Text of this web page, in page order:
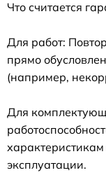
Что считается
Для работ:
прямо
(например,
Для
эксплуатации.